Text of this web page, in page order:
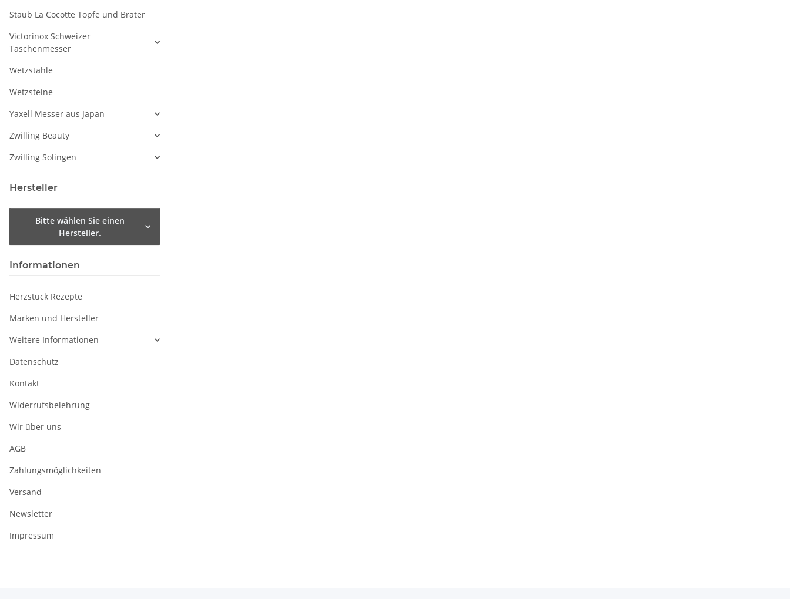
Staub La Cocotte Töpfe und Bräter
Victorinox Schweizer
Taschenmesser
Wetzstähle
Wetzsteine
Yaxell Messer aus Japan
Zwilling Beauty
Zwilling Solingen
Hersteller
Bitte wählen Sie einen
Hersteller.
Informationen
Herzstück Rezepte
Marken und Hersteller
Weitere Informationen
Datenschutz
Kontakt
Widerrufsbelehrung
Wir über uns
AGB
Zahlungsmöglichkeiten
Versand
Newsletter
Impressum